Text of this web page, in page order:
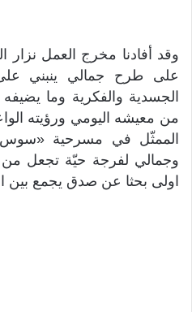
وقد أفادنا مخرج العمل
على طرح جمالي ينبني
الجسدية والفكرية وما
من معيشه اليومي ورؤيته
الممثّل في مسرحية
وجمالي لفرجة حيّة تجعل من
اولى بحثا عن صدق يجمع بين